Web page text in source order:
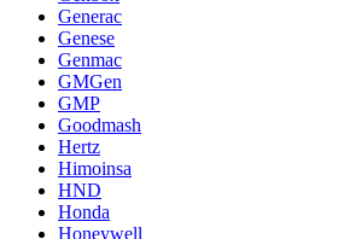
Generac
Genese
Genmac
GMGen
GMP
Goodmash
Hertz
Himoinsa
HND
Honda
Honeywell